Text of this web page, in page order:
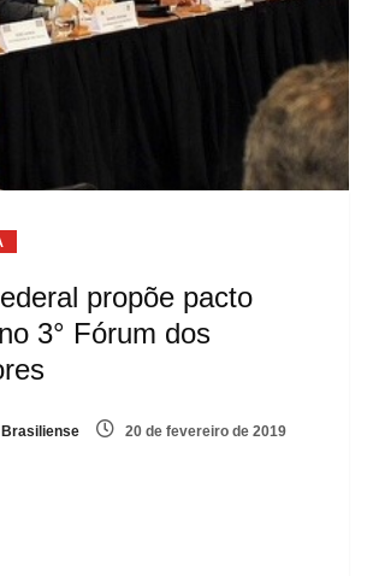
propõe pacto
3° Fórum dos
20 de fevereiro de 2019